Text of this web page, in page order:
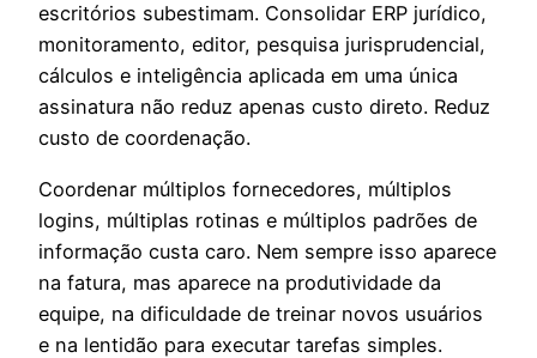
escritórios subestimam. Consolidar ERP jurídico,
monitoramento, editor, pesquisa jurisprudencial,
cálculos e inteligência aplicada em uma única
assinatura não reduz apenas custo direto. Reduz
custo de coordenação.
Coordenar múltiplos fornecedores, múltiplos
logins, múltiplas rotinas e múltiplos padrões de
informação custa caro. Nem sempre isso aparece
na fatura, mas aparece na produtividade da
equipe, na dificuldade de treinar novos usuários
e na lentidão para executar tarefas simples.